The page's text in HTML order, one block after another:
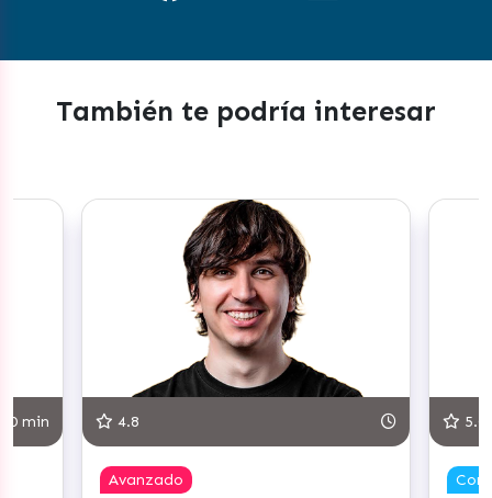
También te podría interesar
min 4.8
Avanzado
5.0